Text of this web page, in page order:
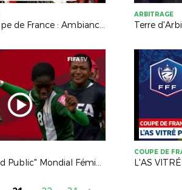
Finale de la Coupe de France : Ambiance !
ARBITRAGE
Terre
Billetterie "Grand Public" Mondial Féminin
COUPE DE